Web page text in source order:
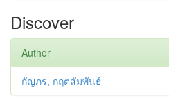
Discover
Author
กัญภร, กฤตสัมพันธ์